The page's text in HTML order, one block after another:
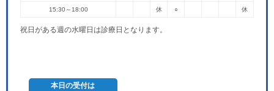
15:30～18:00 休 ○ 休
祝日がある週の水曜日は診療日となります。
本日の受付は